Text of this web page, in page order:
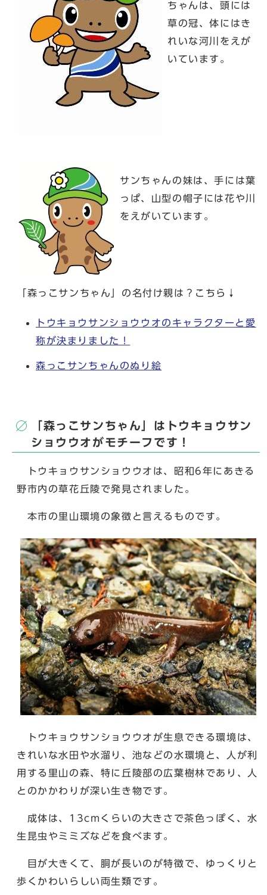
ちゃんは、頭には
草の冠、体にはき
れいな河川をえが
いています。
サンちゃんの妹は、手には葉
っぱ、山型の帽子には花や川
をえがいています。
「森っこサンちゃん」の名付け親は？こちら↓
トウキョウサンショウウオのキャラクターと愛
称が決まりました！
森っこサンちゃんのぬり絵
「森っこサンちゃん」はトウキョウサン
ショウウオがモチーフです！
トウキョウサンショウウオは、昭和6年にあきる
野市内の草花丘陵で発見されました。
本市の里山環境の象徴と言えるものです。
トウキョウサンショウウオが生息できる環境は、
きれいな水田や水溜り、池などの水環境と、人が利
用する里山の森、特に丘陵部の広葉樹林であり、人
とのかかわりが深い生き物です。
成体は、13cmくらいの大きさで茶色っぽく、水
生昆虫やミミズなどを食べます。
目が大きくて、胴が長いのが特徴で、ゆっくりと
歩くかわいらしい両生類です。